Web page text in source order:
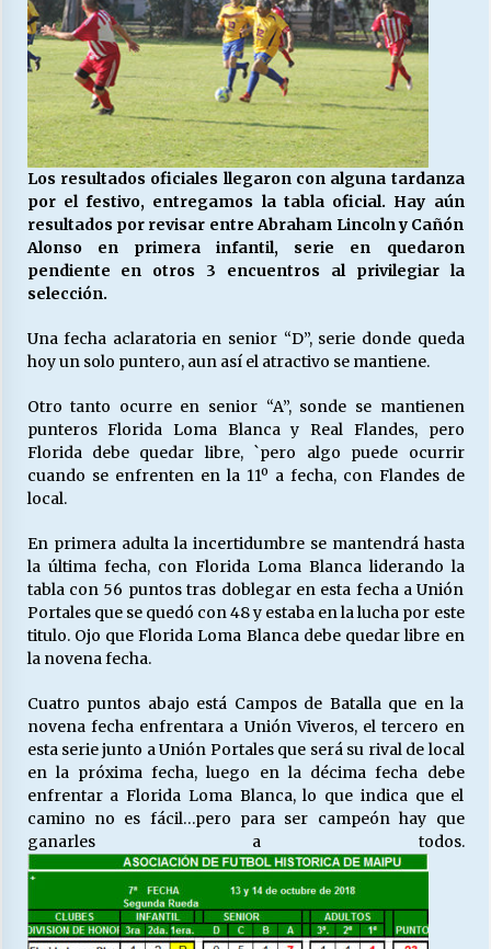
Escuela hospitalaria El Carmen de Maipu.
25/06/2026
¿Qué habrían dicho?
23/06/2026
VOLVER A SER ALTERNATIVA
16/06/2026
28/05/2026
Releyendo la Rerum Novarum a 135 años. “La
cuestión social hoy”.
16/05/2026
Nuestras Almas)
30/04/2026
¿Asesores con doble sueldo?
18/04/2026
Chile y sus segmentos de la riqueza
06/04/2026
Los resultados oficiales llegaron con alguna tardanza
por el festivo, entregamos la tabla oficial. Hay aún
resultados por revisar entre Abraham Lincoln y Cañón
Alonso en primera infantil, serie en quedaron
pendiente en otros 3 encuentros al privilegiar la
selección.
Una fecha aclaratoria en senior “D”, serie donde queda
hoy un solo puntero, aun así el atractivo se mantiene.
Otro tanto ocurre en senior “A”, sonde se mantienen
punteros Florida Loma Blanca y Real Flandes, pero
Florida debe quedar libre, `pero algo puede ocurrir
cuando se enfrenten en la 11º a fecha, con Flandes de
local.
En primera adulta la incertidumbre se mantendrá hasta
la última fecha, con Florida Loma Blanca liderando la
tabla con 56 puntos tras doblegar en esta fecha a Unión
Portales que se quedó con 48 y estaba en la lucha por este
titulo. Ojo que Florida Loma Blanca debe quedar libre en
la novena fecha.
Cuatro puntos abajo está Campos de Batalla que en la
novena fecha enfrentara a Unión Viveros, el tercero en
esta serie junto a Unión Portales que será su rival de local
en la próxima fecha, luego en la décima fecha debe
enfrentar a Florida Loma Blanca, lo que indica que el
camino no es fácil…pero para ser campeón hay que
ganarles a todos.